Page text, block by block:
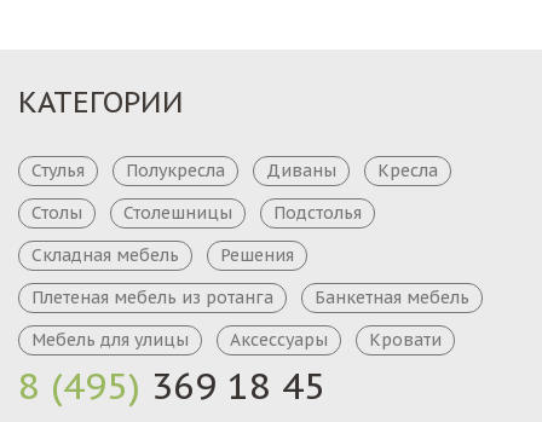
8 (495) 369 18 45
КАТЕГОРИИ
Стулья Полукресла Диваны
Кресла
Столы
Столешницы
Подстолья
Складная мебель
Решения
Плетеная мебель из ротанга
Банкетная мебель
Мебель для улицы
Аксессуары Кровати